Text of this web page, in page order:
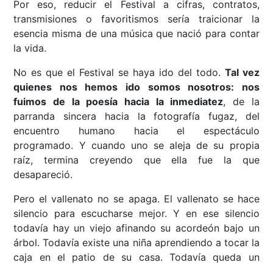
Por eso, reducir el Festival a cifras, contratos,
transmisiones o favoritismos sería traicionar la
esencia misma de una música que nació para contar
la vida.
No es que el Festival se haya ido del todo. Tal vez
quienes nos hemos ido somos nosotros: nos
fuimos de la poesía hacia la inmediatez, de la
parranda sincera hacia la fotografía fugaz, del
encuentro humano hacia el espectáculo
programado. Y cuando uno se aleja de su propia
raíz, termina creyendo que ella fue la que
desapareció.
Pero el vallenato no se apaga. El vallenato se hace
silencio para escucharse mejor. Y en ese silencio
todavía hay un viejo afinando su acordeón bajo un
árbol. Todavía existe una niña aprendiendo a tocar la
caja en el patio de su casa. Todavía queda un